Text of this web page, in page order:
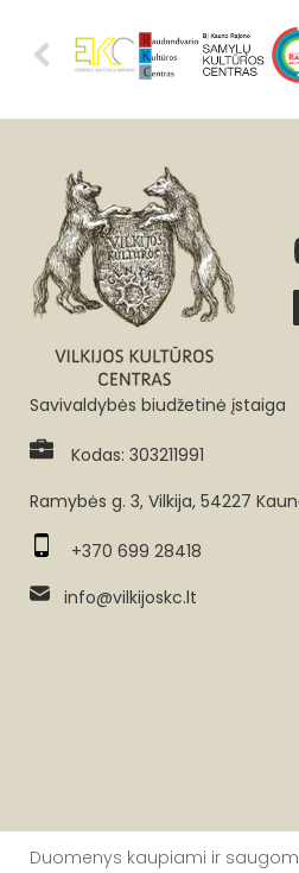
Savivaldybės biudžetinė įstaiga
Kodas: 303211991
Ramybės g. 3, Vilkija, 54227
+370 699 28418
info@vilkijoskc.lt
Duomenys kaupiami ir